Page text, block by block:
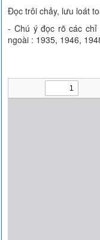
Đọc trôi chảy, lưu loát
- Chú ý đọc rõ các
ngoài : 1935, 1946,